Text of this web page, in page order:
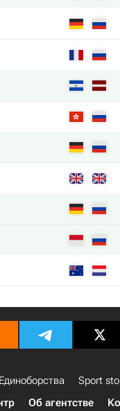
Единоборства Sport
Об агентстве